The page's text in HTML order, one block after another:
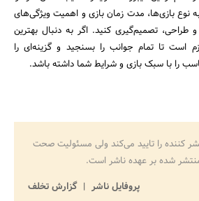
به نوع بازی‌ها، مدت زمان بازی و اهمیت ویژگی‌های
طراحی، تصمیم‌گیری کنید. اگر به دنبال بهترین
است تا تمام جوانب را بسنجید و گزینه‌ای را
را با سبک بازی و شرایط شما داشته باشد.
کننده را تایید می‌کند ولی مسئولیت صحت
شده بر عهده ناشر است.
پروفایل ناشر
گزارش تخلف